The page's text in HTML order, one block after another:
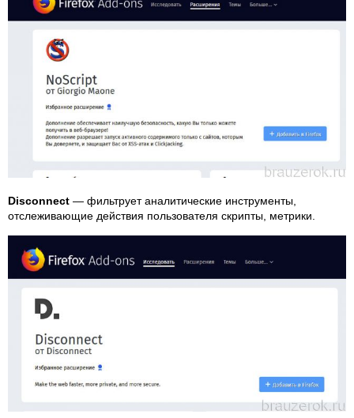
Disconnect — фильтрует аналитические инструменты,
отслеживающие действия пользователя скрипты, метрики.